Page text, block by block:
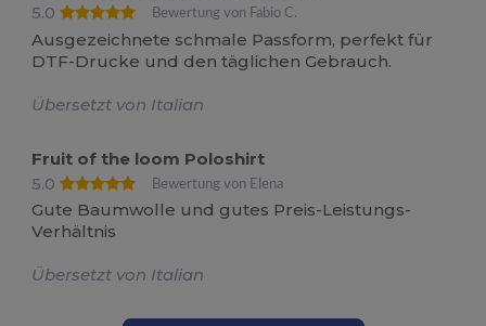
5.0
Bewertung von Fabio C.
Ausgezeichnete schmale Passform, perfekt für
DTF-Drucke und den täglichen Gebrauch.
Übersetzt von Italian
Fruit of the loom Poloshirt
5.0
Bewertung von Elena
Gute Baumwolle und gutes Preis-Leistungs-
Verhältnis
Übersetzt von Italian